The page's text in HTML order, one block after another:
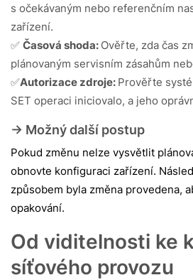
s očekávaným nebo referenčním
zařízení.
✅ Časová shoda: Ověřte, zda čas
plánovaným servisním zásahům
✅Autorizace zdroje: Prověřte
SET operaci iniciovalo, a jeho
-> Možný další postup
Pokud změnu nelze vysvětlit
obnovte konfiguraci zařízení.
způsobem byla změna provedena,
opakování.
Od viditelnosti ke
síťového provozu